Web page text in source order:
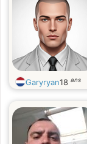
Garyryan18 ans